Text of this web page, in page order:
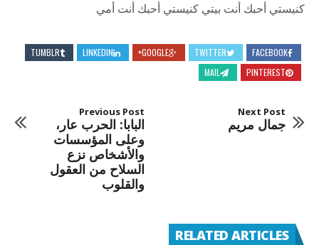
كنيستي أحبك أنت بيتي كنيستي أحبك أنت أمي
FACEBOOK
TWITTER
GOOGLE+
LINKEDIN
TUMBLR
PINTEREST
MAIL
Previous Post
البابا: الحرب عار،
وعلى المؤسسات
والأشخاص نزع
السلاح من العقول
والقلوب
Next Post
جمال مريم
RELATED ARTICLES